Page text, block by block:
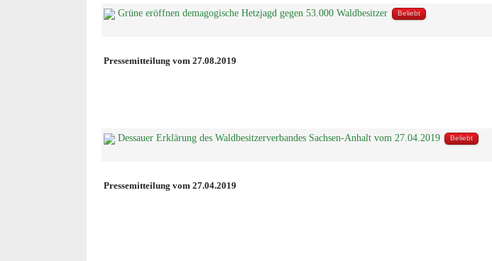
Grüne eröffnen demagogische Hetzjagd gegen 53.000 Waldbesitzer Beliebt
Pressemitteilung vom 27.08.2019
Dessauer Erklärung des Waldbesitzerverbandes Sachsen-Anhalt vom 27.04.2019 Beliebt
Pressemitteilung vom 27.04.2019